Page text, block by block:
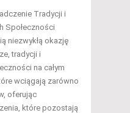
Tradycji i
Społeczności
niezwykłą okazję
tradycji i
na całym
wciągają zarówno
oferując
które pozostają